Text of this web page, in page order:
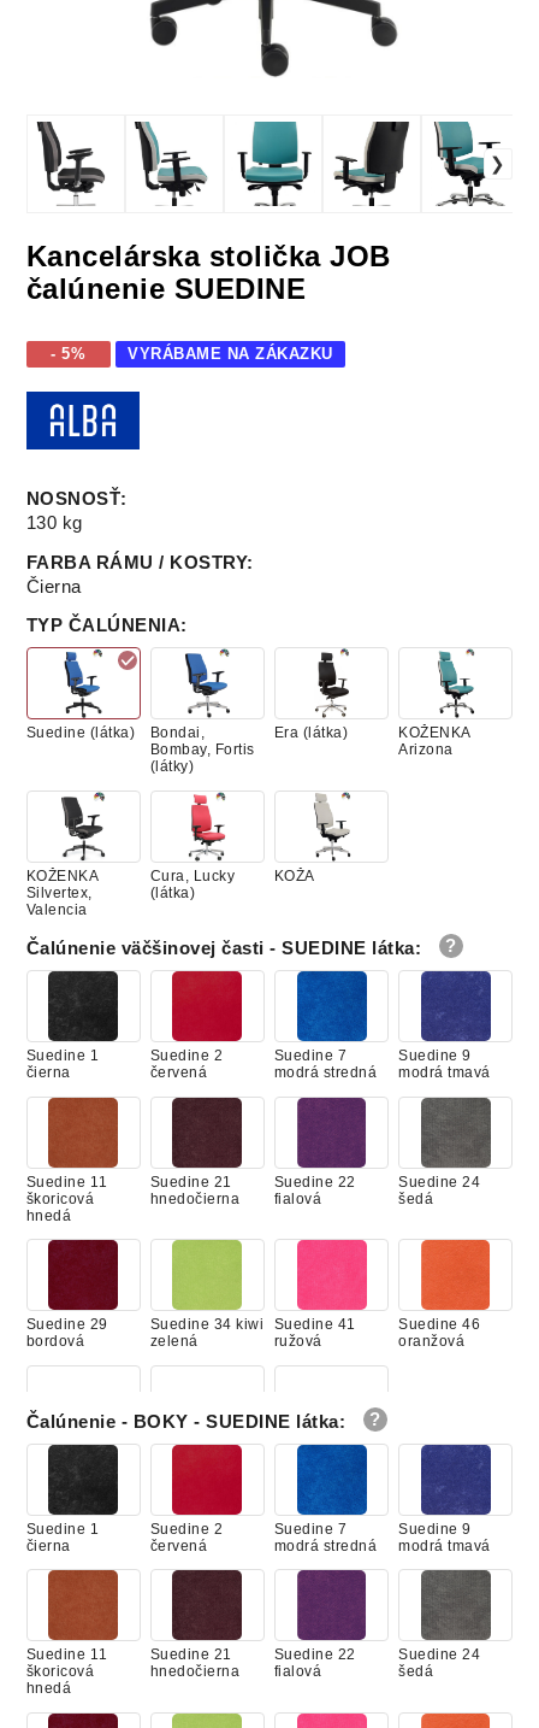
Kancelárska stolička JOB
čalúnenie SUEDINE
- 5% VYRÁBAME NA ZÁKAZKU
NOSNOSŤ:
130 kg
FARBA RÁMU / KOSTRY:
Čierna
TYP ČALÚNENIA:
Suedine (látka)
Bondai,
Bombay, Fortis
(látky)
Era (látka)
KOŽENKA
Arizona
KOŽENKA
Silvertex,
Valencia
Cura, Lucky
(látka)
KOŽA
Čalúnenie väčšinovej časti - SUEDINE látka:
Suedine 1
čierna
Suedine 2
červená
Suedine 7
modrá stredná
Suedine 9
modrá tmavá
Suedine 11
škoricová
hnedá
Suedine 21
hnedočierna
Suedine 22
fialová
Suedine 24
šedá
Suedine 29
bordová
Suedine 34 kiwi
zelená
Suedine 41
ružová
Suedine 46
oranžová
Suedine 59
Suedine 65
Suedine 109
béžová
Čalúnenie - BOKY - SUEDINE látka:
Suedine 1
čierna
Suedine 2
červená
Suedine 7
modrá stredná
Suedine 9
modrá tmavá
Suedine 11
škoricová
hnedá
Suedine 21
hnedočierna
Suedine 22
fialová
Suedine 24
šedá